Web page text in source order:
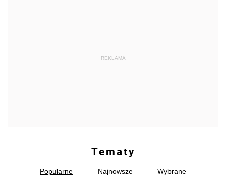
REKLAMA
Tematy
Popularne Najnowsze Wybrane